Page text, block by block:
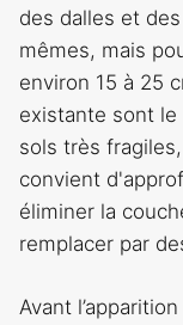
des dalles et
mêmes, mais
environ 15 à 25
existante sont le
sols très
convient
éliminer la
remplacer par
Avant